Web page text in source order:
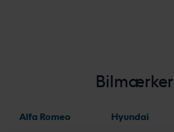
Bilmærker
Alfa Romeo
Hyundai